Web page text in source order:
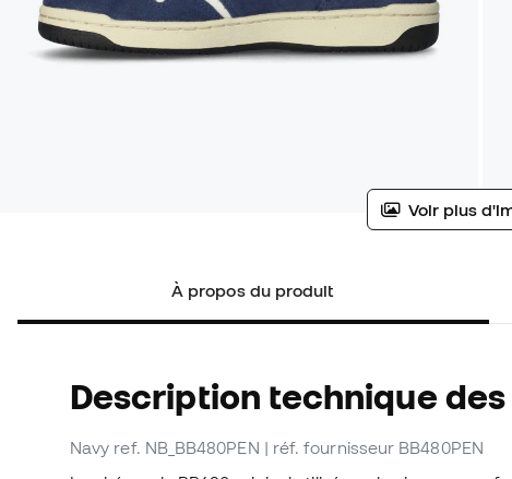
Voir plus
À propos du produit
Description technique des
Navy ref. NB_BB480PEN | réf. fournisseur BB480PEN